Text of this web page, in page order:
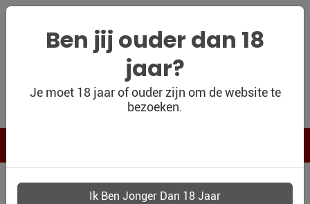
WIJNSHOP
WIJN BLOG
WIJN OUTLET
Ben jij ouder dan 18
jaar?
Je moet 18 jaar of ouder zijn om de website te
bezoeken.
KERST EN RELATIE PAKKETTEN